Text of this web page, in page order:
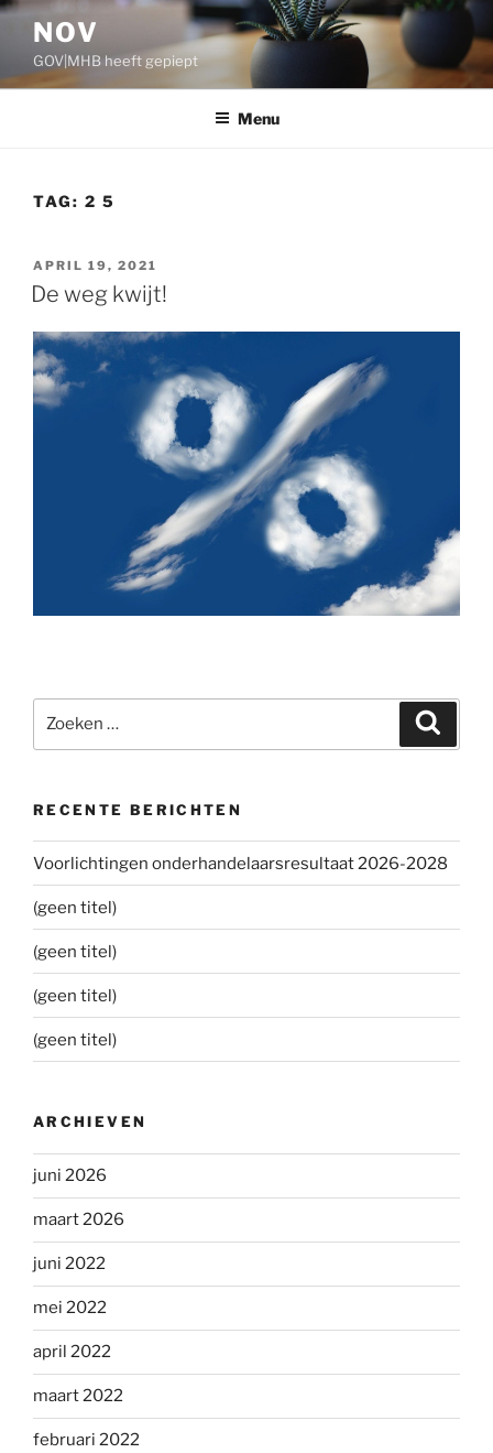
Ga
inhoud
NOV
GOV|MHB heeft gepiept
Menu
TAG: 2 5
GEPLAATST
OP
APRIL 19, 2021
De weg kwijt!
Zoeken
RECENTE BERICHTEN
Voorlichtingen onderhandelaarsresultaat 2026-2028
(geen titel)
(geen titel)
(geen titel)
(geen titel)
ARCHIEVEN
juni 2026
maart 2026
juni 2022
mei 2022
april 2022
maart 2022
februari 2022